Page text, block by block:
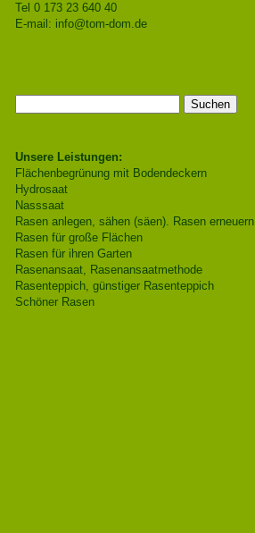
Tel 0 173 23 640 40
E-mail: info@tom-dom.de
nach:
Unsere Leistungen:
Flächenbegrünung mit Bodendeckern
Hydrosaat
Nasssaat
Rasen anlegen, sähen (säen). Rasen erneuern
Rasen für große Flächen
Rasen für ihren Garten
Rasenansaat, Rasenansaatmethode
Rasenteppich, günstiger Rasenteppich
Schöner Rasen